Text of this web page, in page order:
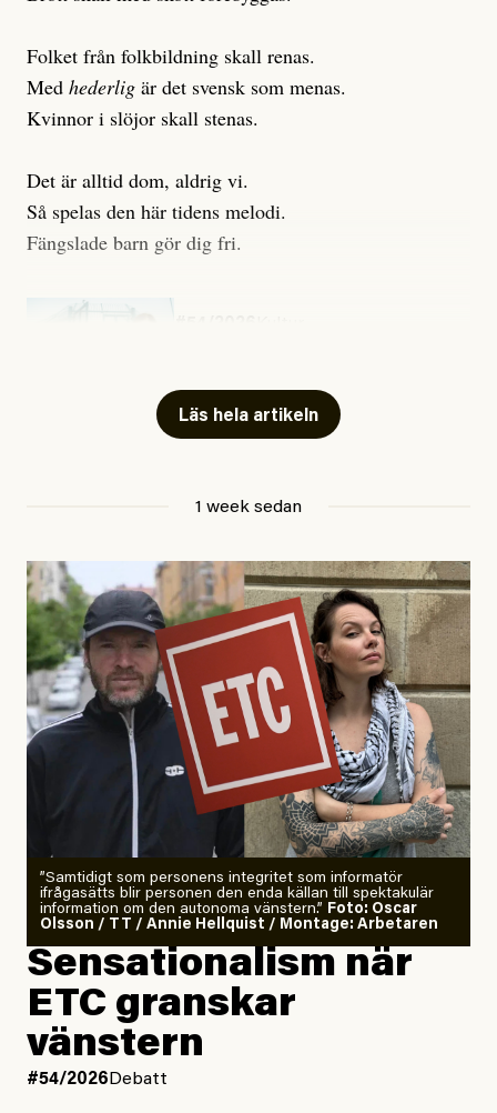
Folket från folkbildning skall renas.
Med hederlig är det svensk som menas.
Kvinnor i slöjor skall stenas.
Det är alltid dom, aldrig vi.
Så spelas den här tidens melodi.
Fängslade barn gör dig fri.
Läs hela artikeln
1 week sedan
”Samtidigt som personens integritet som informatör
ifrågasätts blir personen den enda källan till spektakulär
information om den autonoma vänstern.” Foto: Oscar
Olsson / TT / Annie Hellquist / Montage: Arbetaren
Sensationalism när
ETC granskar
vänstern
#54/2026 Debatt